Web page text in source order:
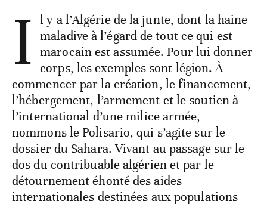
I l y a l’Algérie de la junte, dont la haine
maladive à l’égard de tout ce qui est
marocain est assumée. Pour lui donner
corps, les exemples sont légion. À
commencer par la création, le financement,
l’hébergement, l’armement et le soutien à
l’international d’une milice armée,
nommons le Polisario, qui s’agite sur le
dossier du Sahara. Vivant au passage sur le
dos du contribuable algérien et par le
détournement éhonté des aides
internationales destinées aux populations